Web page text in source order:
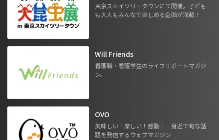
東京スカイツリータウンにて開催。子ども
も大人もみんなで楽しめる企画が満載！
Will Friends
看護職・看護学生のライフサポートマガジ
ン。
OVO
美味しい！楽しい！感動！ 身近で旬な話
題を発信するウェブマガジン